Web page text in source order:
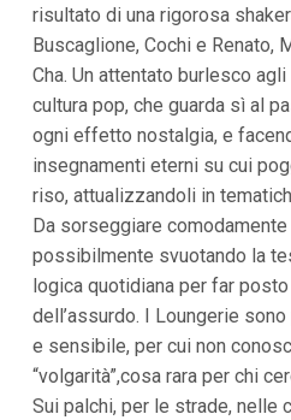
risultato di una rigorosa
Buscaglione, Cochi e Renato,
Cha. Un attentato burlesco
cultura pop, che guarda sì al
ogni effetto nostalgia, e
insegnamenti eterni su cui
riso, attualizzandoli in
Da sorseggiare
possibilmente svuotando la
logica quotidiana per far posto
dell’assurdo. I Loungerie
e sensibile, per cui non
“volgarità”,cosa rara per chi
Sui palchi, per le strade, nelle